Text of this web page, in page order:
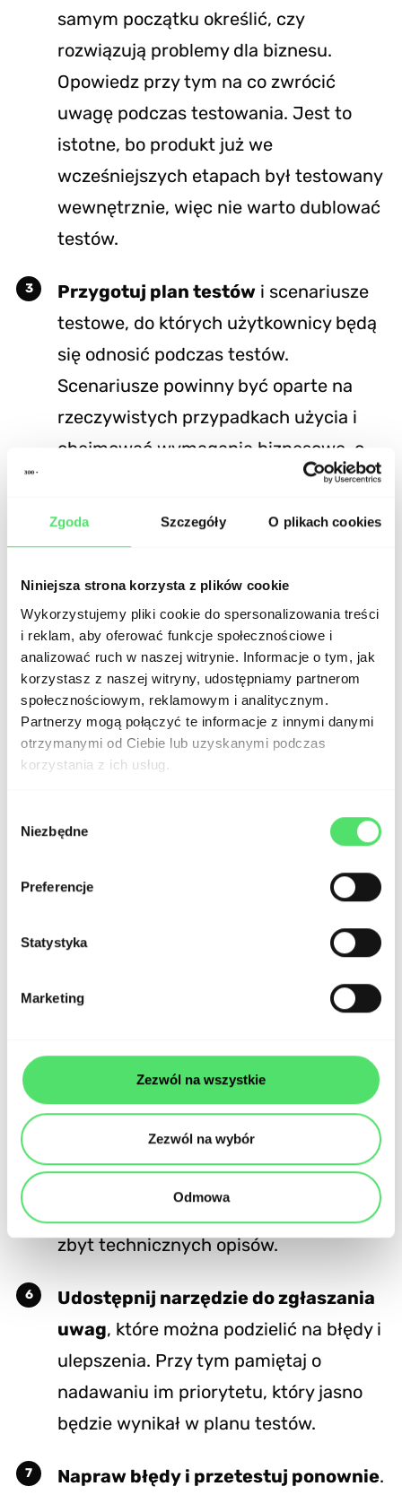
Zgoda Szczegóły O plikach cookies
Niniejsza strona korzysta z plików cookie
Wykorzystujemy pliki cookie do spersonalizowania treści
i reklam, aby oferować funkcje społecznościowe i
analizować ruch w naszej witrynie. Informacje o tym, jak
korzystasz z naszej witryny, udostępniamy partnerom
społecznościowym, reklamowym i analitycznym.
Partnerzy mogą połączyć te informacje z innymi danymi
otrzymanymi od Ciebie lub uzyskanymi podczas
korzystania z ich usług.
zgody
Niezbędne
Preferencje
Statystyka
Marketing
Zezwól na wszystkie
Zezwól na wybór
Odmowa
samym początku określić, czy
rozwiązują problemy dla biznesu.
Opowiedz przy tym na co zwrócić
uwagę podczas testowania. Jest to
istotne, bo produkt już we
wcześniejszych etapach był testowany
wewnętrznie, więc nie warto dublować
testów.
Przygotuj plan testów i scenariusze
testowe, do których użytkownicy będą
się odnosić podczas testów.
Scenariusze powinny być oparte na
rzeczywistych przypadkach użycia i
obejmować wymagania biznesowe, o
których była mowa w pkt 1. Plan testów
UAT pomoże utrzymać wszystkich w
zgodzie z tymi samymi celami i wizją.
Będąc głównym dokumentem, zawiera
wszystkie informacje dotyczące tego,
co będzie testowane, przez kogo i w jaki
sposób, a także kryteria
wejścia/wyjścia.
Zapewnij kryteria wejścia. Są to
produkt jest gotowy do testowania.
Dodatkowo przygotuj zespół
programistyczny, który będzie w stanie
zobowiązująco wycenić czasowo ich
zapewnienie przez nich stabilności
Dbaj o przejrzyste i łatwe do
zbyt technicznych opisów.
Udostępnij narzędzie do zgłaszania
uwag, które można podzielić na błędy i
ulepszenia. Przy tym pamiętaj o
nadawaniu im priorytetu, który jasno
będzie wynikał w planu testów.
Napraw błędy i przetestuj ponownie.